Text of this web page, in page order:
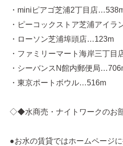
・miniピアゴ芝浦2丁目店
・ピーコックストア芝浦アイ
・ローソン芝浦埠頭店…123m
・ファミリーマート海岸三丁
・シーバンスN館内郵便局
・東京ポートボウル…516m
◇◆水商売・ナイトワークのお
●お水の賃貸ではホームページ